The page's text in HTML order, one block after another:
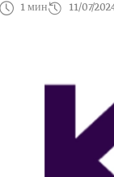
1 мин 11/07/